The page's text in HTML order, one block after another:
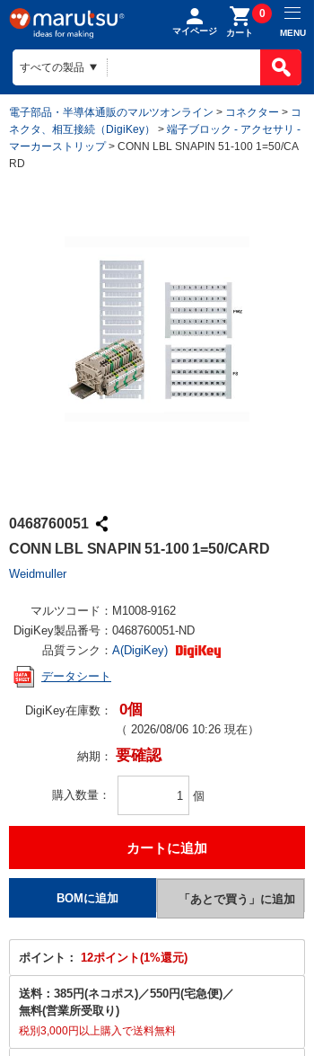
マイページ カート
0
MENU
電子部品・半導体通販のマルツオンライン > コネクター > コ
ネクタ、相互接続（DigiKey）
> 端子ブロック - アクセサリ -
マーカーストリップ> CONN LBL SNAPIN 51-100 1=50/CA
RD
0468760051
CONN LBL SNAPIN 51-100 1=50/CARD
Weidmuller
マルツコード： M1008-9162
DigiKey製品番号： 0468760051-ND
品質ランク： A(DigiKey)
データシート
DigiKey在庫数： 0個
（ 2026/08/06 10:26 現在）
納期： 要確認
購入数量 個
ポイント： 12ポイント(1%還元)
送料： 385円(ネコポス)／550円(宅急便)／
無料(営業所受取り)
税別3,000円以上購入で送料無料